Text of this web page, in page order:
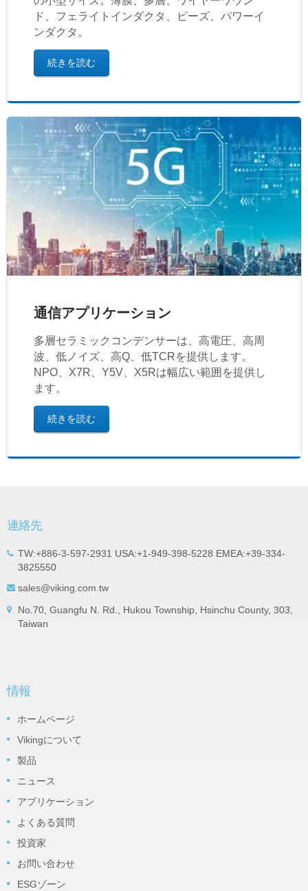
ド、フェライトインダクタ、ビーズ、パワーイ
ンダクタ。
続きを読む
通信アプリケーション
多層セラミックコンデンサーは、高電圧、高周
波、低ノイズ、高Q、低TCRを提供します。
NPO、X7R、Y5V、X5Rは幅広い範囲を提供し
ます。
続きを読む
連絡先
TW:+886-3-597-2931 USA:+1-949-398-5228 EMEA:+39-334-
3825550
sales@viking.com.tw
No.70, Guangfu N. Rd., Hukou Township, Hsinchu County, 303,
Taiwan
情報
ホームページ
Vikingについて
製品
ニュース
アプリケーション
よくある質問
投資家
お問い合わせ
ESGゾーン